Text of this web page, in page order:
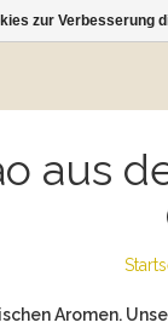
aus
Aromen.
zur Verbesserung